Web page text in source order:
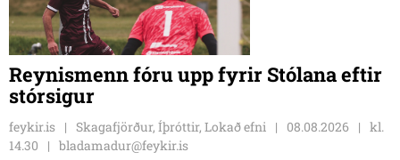
Reynismenn fóru upp fyrir Stólana eftir
stórsigur
feykir.is Skagafjörður, Íþróttir, Lokað efni 08.08.2026
kl.
14.30
bladamadur@feykir.is